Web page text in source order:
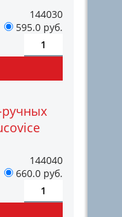
144030
595.0 руб.
144040
660.0 руб.